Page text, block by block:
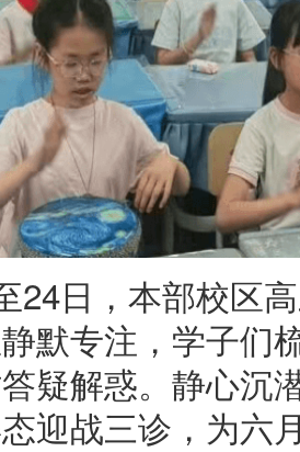
24日，本部校区
默专注，学子们
疑解惑。静心沉
迎战三诊，为六